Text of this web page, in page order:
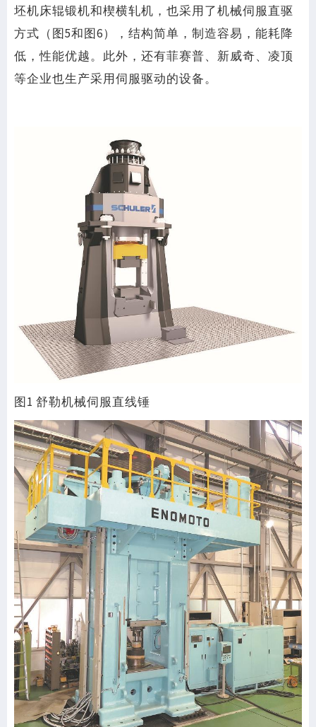
坯机床辊锻机和楔横轧机，也采用了机械伺服直驱
方式（图5和图6），结构简单，制造容易，能耗降
低，性能优越。此外，还有菲赛普、新威奇、凌顶
等企业也生产采用伺服驱动的设备。
图1 舒勒机械伺服直线锤